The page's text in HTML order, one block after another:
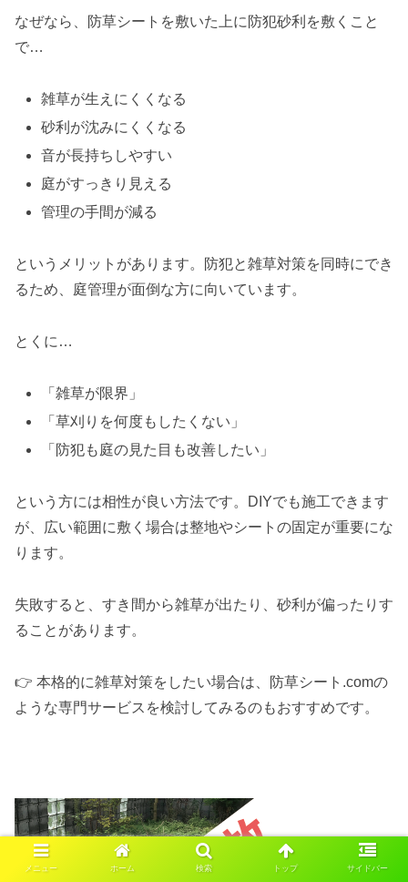
なぜなら、防草シートを敷いた上に防犯砂利を敷くこと
で…
雑草が生えにくくなる
砂利が沈みにくくなる
音が長持ちしやすい
庭がすっきり見える
管理の手間が減る
というメリットがあります。防犯と雑草対策を同時にでき
るため、庭管理が面倒な方に向いています。
とくに…
「雑草が限界」
「草刈りを何度もしたくない」
「防犯も庭の見た目も改善したい」
という方には相性が良い方法です。DIYでも施工できます
が、広い範囲に敷く場合は整地やシートの固定が重要にな
ります。
失敗すると、すき間から雑草が出たり、砂利が偏ったりす
ることがあります。
👉 本格的に雑草対策をしたい場合は、防草シート.comの
ような専門サービスを検討してみるのもおすすめです。
メニュー ホーム 検索 トップ サイドバー